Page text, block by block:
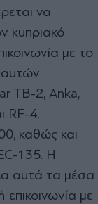
να
κυπριακό
με το
αυτών
TB-2, Anka,
RF-4,
καθώς και
135. Η
αυτά τα μέσα
με